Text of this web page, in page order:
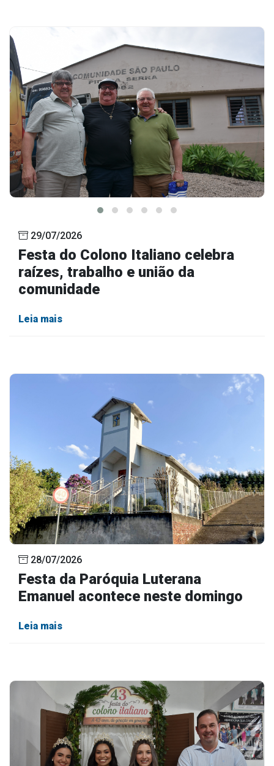
29/07/2026
Festa do Colono Italiano celebra
raízes, trabalho e união da
comunidade
Leia mais
28/07/2026
Festa da Paróquia Luterana
Emanuel acontece neste domingo
Leia mais